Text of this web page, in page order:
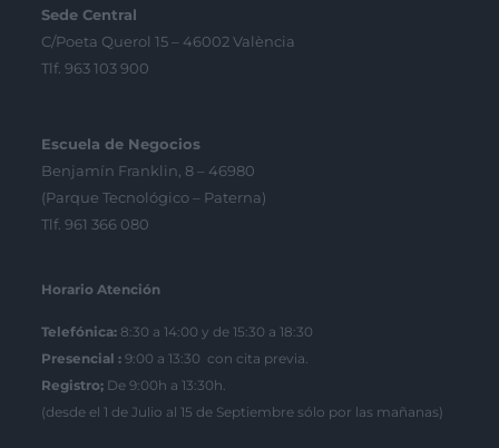
Sede Central
C/Poeta Querol 15 – 46002 València
Tlf. 963 103 900
Escuela de Negocios
Benjamín Franklin, 8 – 46980
(Parque Tecnológico – Paterna)
Tlf. 961 366 080
Horario Atención
Telefónica: 8:30 a 14:00 y de 15:30 a 18:30
Presencial : 9:00 a 13:30 con cita previa.
Registro; De 9:00h a 13:30h.
(desde el 1 de Julio al 15 de Septiembre sólo por las mañanas)